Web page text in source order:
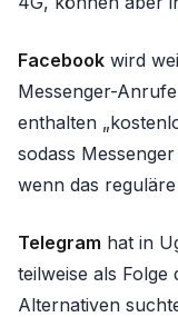
Facebook wird
Messenger-
enthalten
sodass
wenn das
Telegram hat in
teilweise als
Alternativen